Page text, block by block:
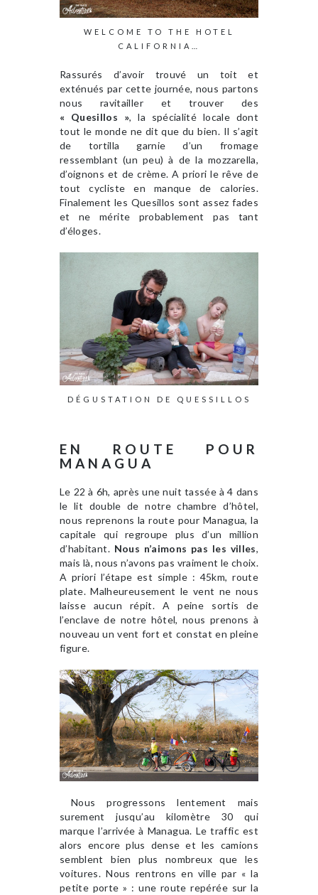
WELCOME TO THE HOTEL
CALIFORNIA…
Rassurés d’avoir trouvé un toit et
exténués par cette journée, nous partons
nous ravitailler et trouver des
« Quesillos », la spécialité locale dont
tout le monde ne dit que du bien. Il s’agit
de tortilla garnie d’un fromage
ressemblant (un peu) à de la mozzarella,
d’oignons et de crème. A priori le rêve de
tout cycliste en manque de calories.
Finalement les Quesillos sont assez fades
et ne mérite probablement pas tant
d’éloges.
DÉGUSTATION DE QUESSILLOS
EN ROUTE POUR
MANAGUA
Le 22 à 6h, après une nuit tassée à 4 dans
le lit double de notre chambre d’hôtel,
nous reprenons la route pour Managua, la
capitale qui regroupe plus d’un million
d’habitant. Nous n’aimons pas les villes,
mais là, nous n’avons pas vraiment le choix.
A priori l’étape est simple : 45km, route
plate. Malheureusement le vent ne nous
laisse aucun répit. A peine sortis de
l’enclave de notre hôtel, nous prenons à
nouveau un vent fort et constat en pleine
figure.
Nous progressons lentement mais
surement jusqu’au kilomètre 30 qui
marque l’arrivée à Managua. Le traffic est
alors encore plus dense et les camions
semblent bien plus nombreux que les
voitures. Nous rentrons en ville par « la
petite porte » : une route repérée sur la